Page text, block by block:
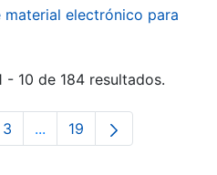
material electrónico para
10 de 184 resultados.
Páxina
3 ...Páxinas intermedias Use
Páxina
19